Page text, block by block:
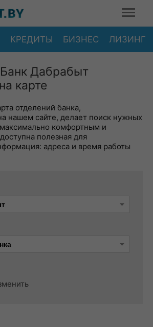
КРЕДИТЫ БИЗНЕС ЛИЗИНГ
Дабрабыт
карте
отделений банка,
нашем сайте, делает поиск нужных
комфортным и
полезная для
адреса и время работы